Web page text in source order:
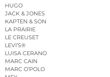
HUGO
JACK & JONES
KAPTEN & SON
LA PRAIRIE
LE CREUSET
LEVI’S®
LUISA CERANO
MARC CAIN
MARC O’POLO